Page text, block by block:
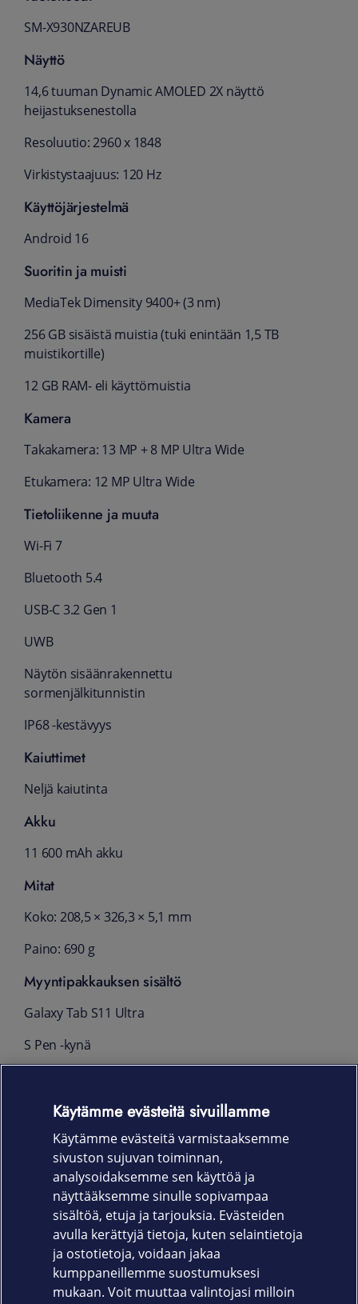
SM-X930NZAREUB
Näyttö
14,6 tuuman Dynamic AMOLED 2X näyttö
heijastuksenestolla
Resoluutio: 2960 x 1848
Virkistystaajuus: 120 Hz
Käyttöjärjestelmä
Android 16
Suoritin ja muisti
MediaTek Dimensity 9400+ (3 nm)
256 GB sisäistä muistia (tuki enintään 1,5 TB
muistikortille)
12 GB RAM- eli käyttömuistia
Kamera
Takakamera: 13 MP + 8 MP Ultra Wide
Etukamera: 12 MP Ultra Wide
Tietoliikenne ja muuta
Wi-Fi 7
Bluetooth 5.4
USB-C 3.2 Gen 1
UWB
Näytön sisäänrakennettu
sormenjälkitunnistin
IP68 -kestävyys
Kaiuttimet
Neljä kaiutinta
Akku
11 600 mAh akku
Mitat
Koko: 208,5 × 326,3 × 5,1 mm
Paino: 690 g
Myyntipakkauksen sisältö
Galaxy Tab S11 Ultra
S Pen -kynä
SIM-kortin poistotyökalu
Pika-aloitusopas
Takuu
Valmistajan myöntämä 24 kuukauden takuu
Käytämme evästeitä sivuillamme
Käytämme evästeitä varmistaaksemme
sivuston sujuvan toiminnan,
analysoidaksemme sen käyttöä ja
näyttääksemme sinulle sopivampaa
sisältöä, etuja ja tarjouksia. Evästeiden
avulla kerättyjä tietoja, kuten selaintietoja
ja ostotietoja, voidaan jakaa
kumppaneillemme suostumuksesi
mukaan. Voit muuttaa valintojasi milloin